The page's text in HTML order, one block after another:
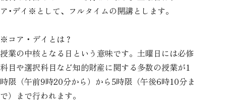
ア･デイ※として、フルタイムの開講とします。
※コア・デイとは？
授業の中核となる日という意味です。土曜日には必修
科目や選択科目など知的財産に関する多数の授業が1
時限（午前9時20分から）から5時限（午後6時10分ま
で）まで行われます。